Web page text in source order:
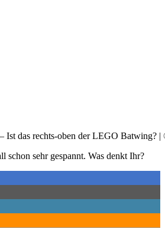
Ist das rechts-oben der LEGO Batwing?
schon sehr gespannt. Was denkt Ihr?